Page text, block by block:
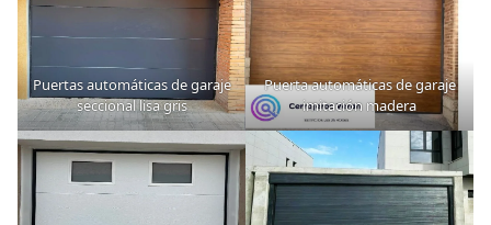
Puertas automáticas de garaje
seccional lisa gris
Puerta automáticas de garaje
imitación madera